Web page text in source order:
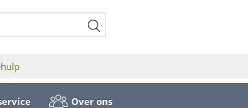
Over ons